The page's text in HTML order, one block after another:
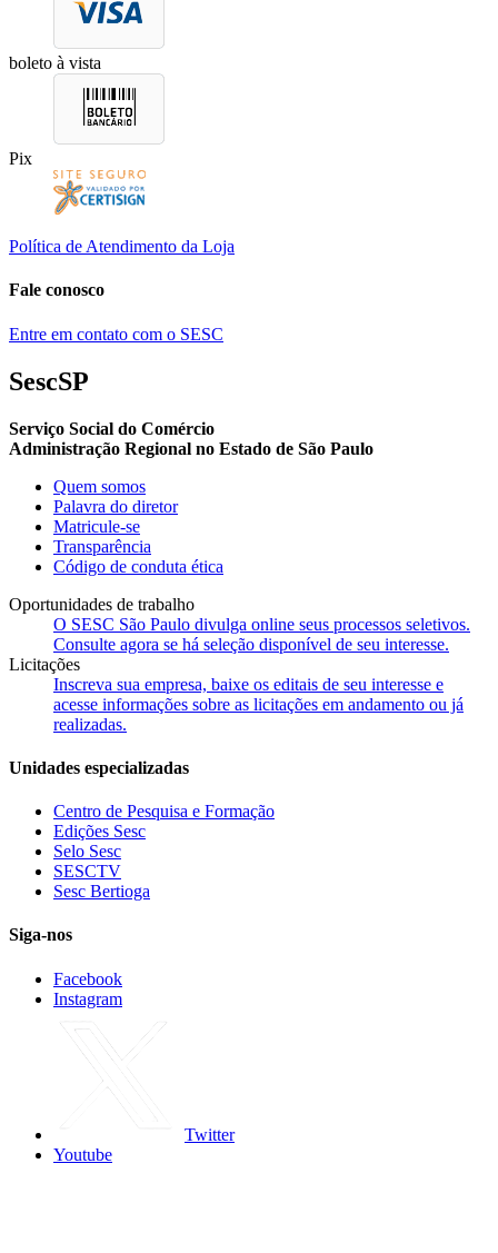
boleto à vista
Pix
Política de Atendimento da Loja
Fale conosco
Entre em contato com o SESC
SescSP
Serviço Social do Comércio
Administração Regional no Estado de São Paulo
Quem somos
Palavra do diretor
Matricule-se
Transparência
Código de conduta ética
Oportunidades de trabalho
O SESC São Paulo divulga online seus processos seletivos.
Consulte agora se há seleção disponível de seu interesse.
Licitações
Inscreva sua empresa, baixe os editais de seu interesse e
acesse informações sobre as licitações em andamento ou já
realizadas.
Unidades especializadas
Centro de Pesquisa e Formação
Edições Sesc
Selo Sesc
SESCTV
Sesc Bertioga
Siga-nos
Facebook
Instagram
Twitter
Youtube